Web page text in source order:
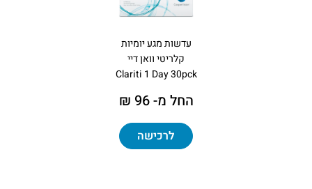
עדשות מגע יומיות
קלריטי וואן דיי
Clariti 1 Day 30pck
החל מ- 96 ₪
לרכישה